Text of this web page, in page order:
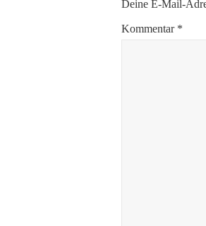
Deine E-Mail-
Kommentar *